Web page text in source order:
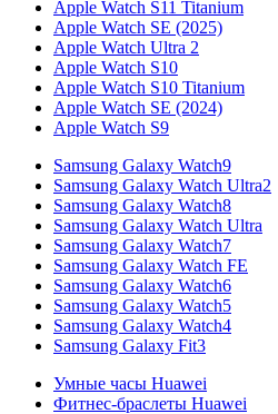
Apple Watch S11 Titanium
Apple Watch SE (2025)
Apple Watch Ultra 2
Apple Watch S10
Apple Watch S10 Titanium
Apple Watch SE (2024)
Apple Watch S9
Samsung Galaxy Watch9
Samsung Galaxy Watch Ultra2
Samsung Galaxy Watch8
Samsung Galaxy Watch Ultra
Samsung Galaxy Watch7
Samsung Galaxy Watch FE
Samsung Galaxy Watch6
Samsung Galaxy Watch5
Samsung Galaxy Watch4
Samsung Galaxy Fit3
Умные часы Huawei
Фитнес-браслеты Huawei